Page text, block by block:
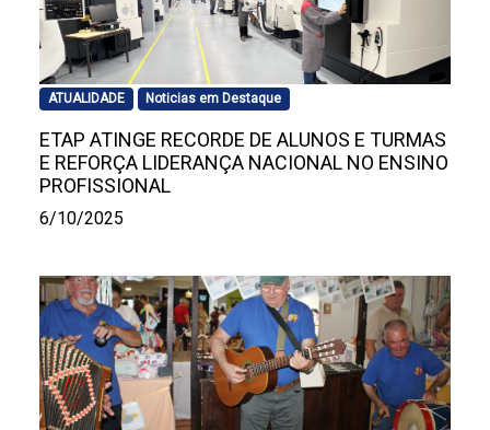
ATUALIDADE Noticias em Destaque
ETAP ATINGE RECORDE DE ALUNOS E TURMAS
E REFORÇA LIDERANÇA NACIONAL NO ENSINO
PROFISSIONAL
6/10/2025